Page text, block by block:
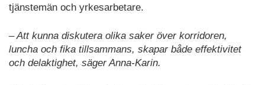
tjänstemän och yrkesarbetare.
– Att kunna diskutera olika saker över korridoren,
luncha och fika tillsammans, skapar både effektivitet
och delaktighet, säger Anna-Karin.